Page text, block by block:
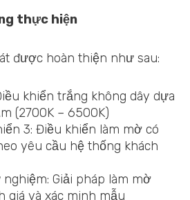
thực hiện
được hoàn thiện như sau:
khiển trắng không dây dựa
(2700K – 6500K)
3: Điều khiển làm mờ có
yêu cầu hệ thống khách
Giải pháp làm mờ
giá và xác minh mẫu